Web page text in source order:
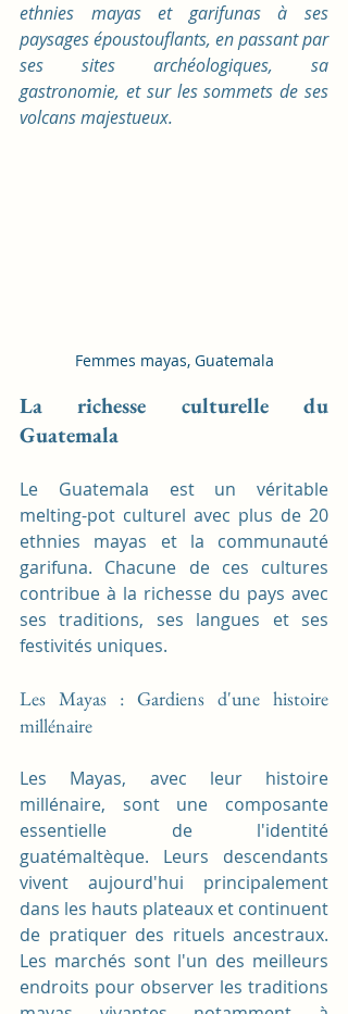
ethnies mayas et garifunas à ses
paysages époustouflants, en passant par
ses sites archéologiques, sa
gastronomie, et sur les sommets de ses
volcans majestueux.
Femmes mayas, Guatemala
La richesse culturelle du
Guatemala
Le Guatemala est un véritable
melting-pot culturel avec plus de 20
ethnies mayas et la communauté
garifuna. Chacune de ces cultures
contribue à la richesse du pays avec
ses traditions, ses langues et ses
festivités uniques.
Les Mayas : Gardiens d'une histoire
millénaire
Les Mayas, avec leur histoire
millénaire, sont une composante
essentielle de l'identité
guatémaltèque. Leurs descendants
vivent aujourd'hui principalement
dans les hauts plateaux et continuent
de pratiquer des rituels ancestraux.
Les marchés sont l'un des meilleurs
endroits pour observer les traditions